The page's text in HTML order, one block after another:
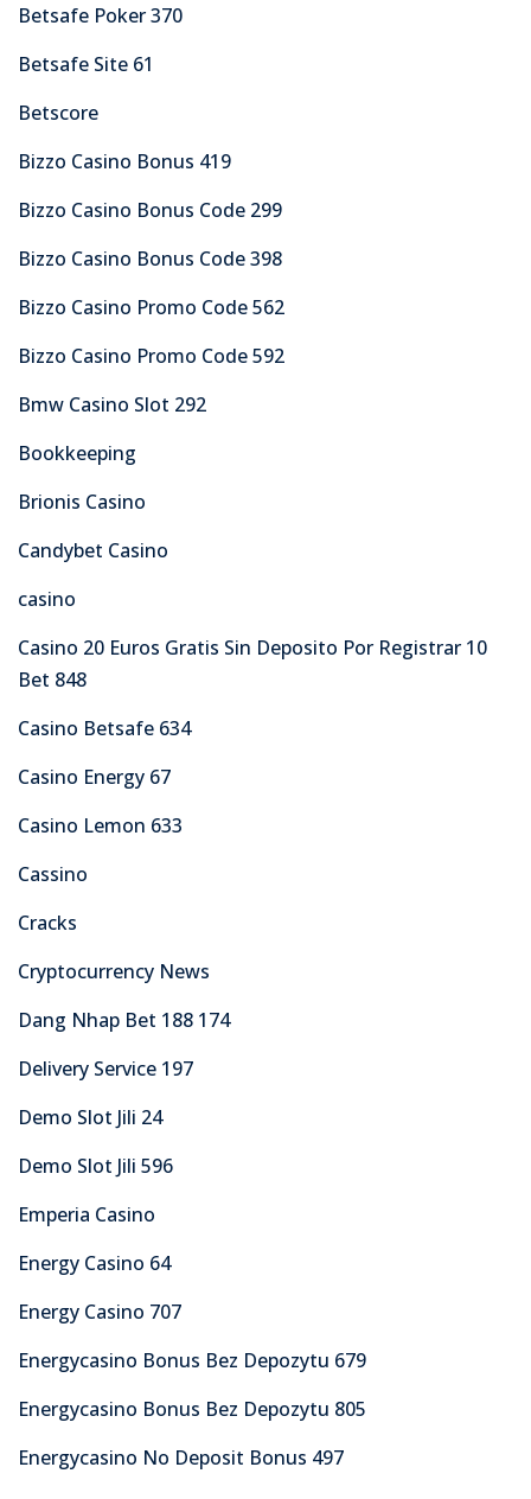
Betsafe Poker 370
Betsafe Site 61
Betscore
Bizzo Casino Bonus 419
Bizzo Casino Bonus Code 299
Bizzo Casino Bonus Code 398
Bizzo Casino Promo Code 562
Bizzo Casino Promo Code 592
Bmw Casino Slot 292
Bookkeeping
Brionis Casino
Candybet Casino
casino
Casino 20 Euros Gratis Sin Deposito Por Registrar 10
Bet 848
Casino Betsafe 634
Casino Energy 67
Casino Lemon 633
Cassino
Cracks
Cryptocurrency News
Dang Nhap Bet 188 174
Delivery Service 197
Demo Slot Jili 24
Demo Slot Jili 596
Emperia Casino
Energy Casino 64
Energy Casino 707
Energycasino Bonus Bez Depozytu 679
Energycasino Bonus Bez Depozytu 805
Energycasino No Deposit Bonus 497